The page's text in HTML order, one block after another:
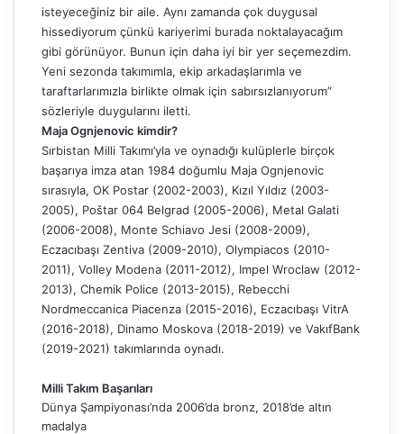
isteyeceğiniz bir aile. Aynı zamanda çok duygusal
hissediyorum çünkü kariyerimi burada noktalayacağım
gibi görünüyor. Bunun için daha iyi bir yer seçemezdim.
Yeni sezonda takımımla, ekip arkadaşlarımla ve
taraftarlarımızla birlikte olmak için sabırsızlanıyorum”
sözleriyle duygularını iletti.
Maja Ognjenovic kimdir?
Sırbistan Milli Takımı’yla ve oynadığı kulüplerle birçok
başarıya imza atan 1984 doğumlu Maja Ognjenovic
sırasıyla, OK Postar (2002-2003), Kızıl Yıldız (2003-
2005), Poštar 064 Belgrad (2005-2006), Metal Galati
(2006-2008), Monte Schiavo Jesi (2008-2009),
Eczacıbaşı Zentiva (2009-2010), Olympiacos (2010-
2011), Volley Modena (2011-2012), Impel Wroclaw (2012-
2013), Chemik Police (2013-2015), Rebecchi
Nordmeccanica Piacenza (2015-2016), Eczacıbaşı VitrA
(2016-2018), Dinamo Moskova (2018-2019) ve VakıfBank
(2019-2021) takımlarında oynadı.
Milli Takım Başarıları
Dünya Şampiyonası’nda 2006’da bronz, 2018’de altın
madalya